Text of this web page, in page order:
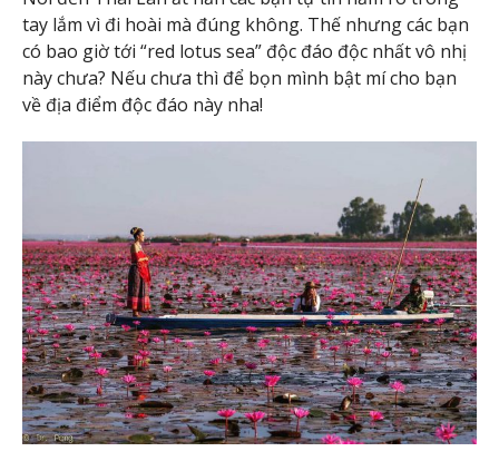
tay lắm vì đi hoài mà đúng không. Thế nhưng các bạn
có bao giờ tới “red lotus sea” độc đáo độc nhất vô nhị
này chưa? Nếu chưa thì để bọn mình bật mí cho bạn
về địa điểm độc đáo này nha!